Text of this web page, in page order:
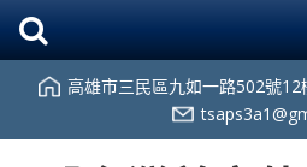
高雄市三民區九如一路502號12